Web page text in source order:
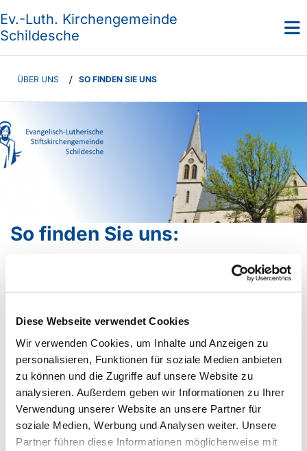
Diese Webseite verwendet Cookies
Wir verwenden Cookies, um Inhalte und Anzeigen zu
personalisieren, Funktionen für soziale Medien anbieten
zu können und die Zugriffe auf unsere Website zu
analysieren. Außerdem geben wir Informationen zu Ihrer
Verwendung unserer Website an unsere Partner für
soziale Medien, Werbung und Analysen weiter. Unsere
Partner führen diese Informationen möglicherweise mit
Ev.-Luth. Kirchengemeinde
Schildesche
ÜBER UNS / SO FINDEN SIE UNS
So finden Sie uns:
Bitte akzeptieren Sie Marketing-Cookies,
um diese Karte anzuzeigen.
Accept cookies